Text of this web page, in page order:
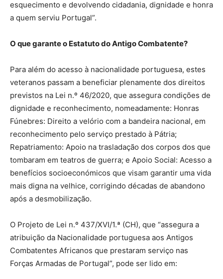
esquecimento e devolvendo cidadania, dignidade e honra
a quem serviu Portugal”.
O que garante o Estatuto do Antigo Combatente?
Para além do acesso à nacionalidade portuguesa, estes
veteranos passam a beneficiar plenamente dos direitos
previstos na Lei n.º 46/2020, que assegura condições de
dignidade e reconhecimento, nomeadamente: Honras
Fúnebres: Direito a velório com a bandeira nacional, em
reconhecimento pelo serviço prestado à Pátria;
Repatriamento: Apoio na trasladação dos corpos dos que
tombaram em teatros de guerra; e Apoio Social: Acesso a
benefícios socioeconómicos que visam garantir uma vida
mais digna na velhice, corrigindo décadas de abandono
após a desmobilização.
O Projeto de Lei n.º 437/XVI/1.ª (CH), que “assegura a
atribuição da Nacionalidade portuguesa aos Antigos
Combatentes Africanos que prestaram serviço nas
Forças Armadas de Portugal”, pode ser lido em: